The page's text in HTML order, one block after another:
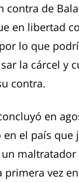
contra de
en libertad
lo que
la cárcel y
contra.
en
el país que
maltratador
primera vez